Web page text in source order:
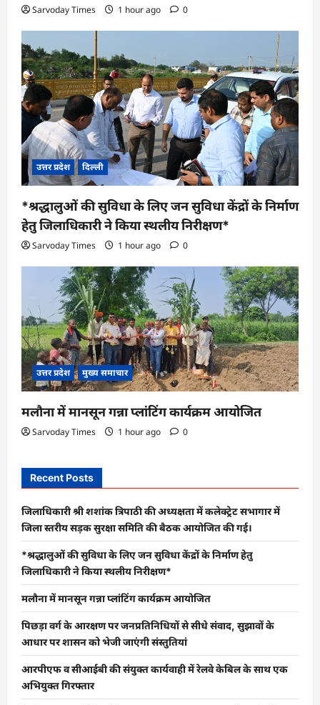
Sarvoday Times 1 hour ago 0
उत्तर प्रदेश दिल्ली
*श्रद्धालुओं की सुविधा के लिए जन सुविधा केंद्रों के निर्माण
हेतु जिलाधिकारी ने किया स्थलीय निरीक्षण*
Sarvoday Times 1 hour ago 0
उत्तर प्रदेश मुख्य समाचार
मलौना में मानसून गन्ना प्लांटिंग कार्यक्रम आयोजित
Sarvoday Times 1 hour ago 0
Recent Posts
जिलाधिकारी श्री शशांक त्रिपाठी की अध्यक्षता में कलेक्ट्रेट सभागार में
जिला स्तरीय सड़क सुरक्षा समिति की बैठक आयोजित की गई।
*श्रद्धालुओं की सुविधा के लिए जन सुविधा केंद्रों के निर्माण हेतु
जिलाधिकारी ने किया स्थलीय निरीक्षण*
मलौना में मानसून गन्ना प्लांटिंग कार्यक्रम आयोजित
पिछड़ा वर्ग के आरक्षण पर जनप्रतिनिधियों से सीधे संवाद, सुझावों के
आधार पर शासन को भेजी जाएंगी संस्तुतियां
आरपीएफ व सीआईबी की संयुक्त कार्यवाही में रेलवे केबिल के साथ एक
अभियुक्त गिरफ्तार